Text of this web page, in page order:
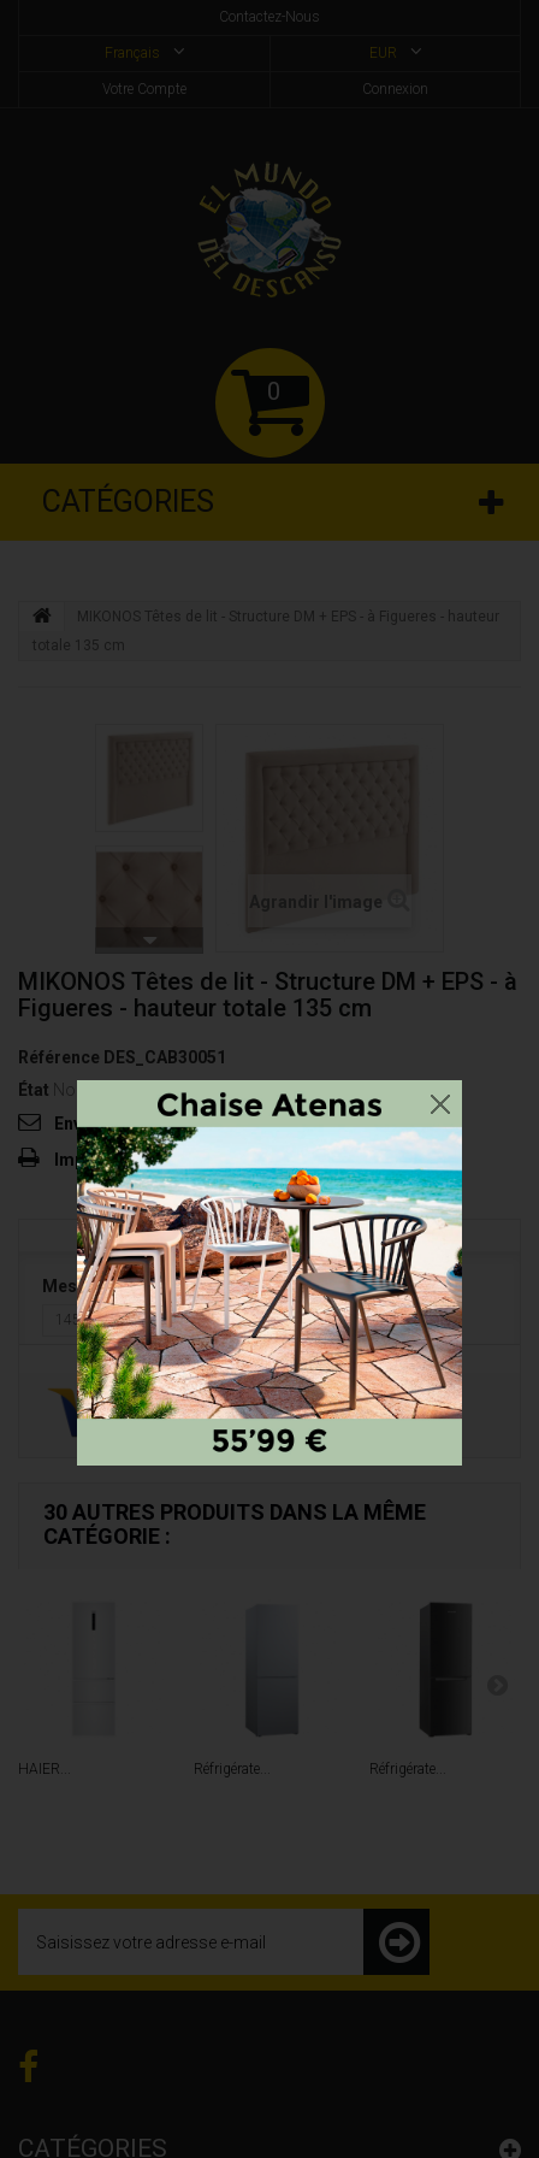
Contactez-Nous
EUR
Français
Connexion
Votre Compte
0
CATÉGORIES
MIKONOS Têtes de lit - Structure DM + EPS - à Figueres - hauteur
totale 135 cm
Agrandir l'image
MIKONOS Têtes de lit - Structure DM + EPS - à
Figueres - hauteur totale 135 cm
Référence DES_CAB30051
État
Envoyer à un ami
Imprimer
Mesures
145 x 135
30 AUTRES PRODUITS DANS LA MÊME
CATÉGORIE :
HAIER... Réfrigérate... Réfrigérate...
CATÉGORIES